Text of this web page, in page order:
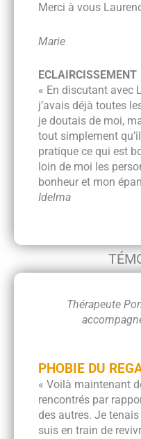
Merci à vous
Marie
ECLAIRCISSEMENT
« En discutant avec
j’avais déjà toutes
je doutais de moi,
tout simplement
pratique ce qui est
loin de moi les
bonheur et mon
Idelma
Thérapeute
PHOBIE DU
« Voilà maintenant
rencontrés par
des autres. Je
suis en train de